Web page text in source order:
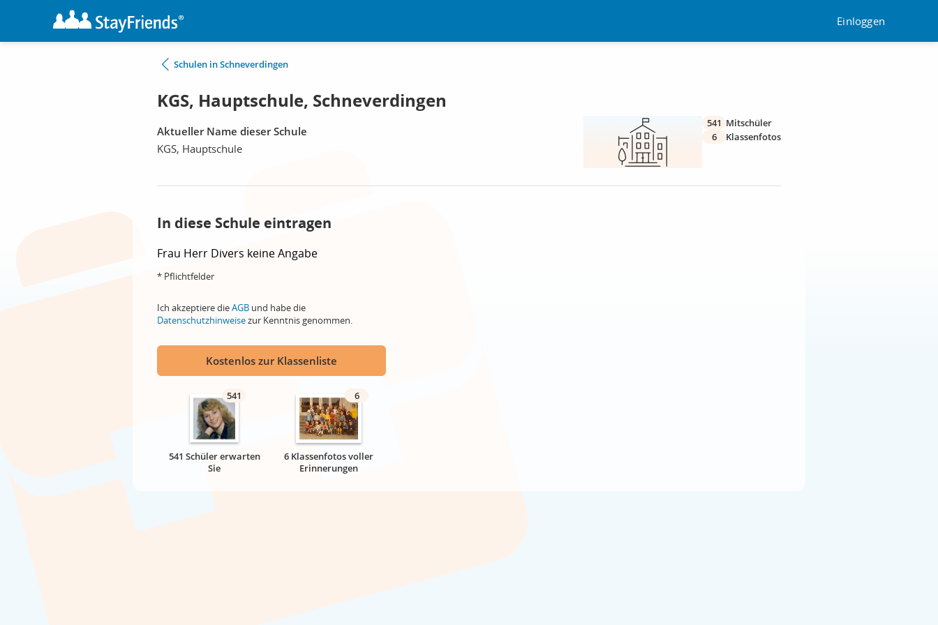
Einloggen
Schulen in Schneverdingen
KGS, Hauptschule, Schneverdingen
Aktueller Name dieser Schule
KGS, Hauptschule
541 Mitschüler
6
Klassenfotos
In diese Schule eintragen
Frau Herr Divers keine Angabe
* Pflichtfelder
Ich akzeptiere dieAGB und habe die
Datenschutzhinweisezur Kenntnis genommen.
Kostenlos zur Klassenliste
541
541 Schüler erwarten
Sie
6
6 Klassenfotos voller
Erinnerungen